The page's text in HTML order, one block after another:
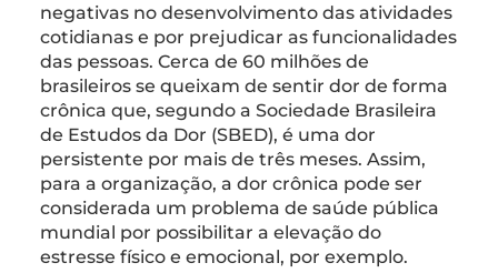
negativas no desenvolvimento das atividades
cotidianas e por prejudicar as funcionalidades
das pessoas. Cerca de 60 milhões de
brasileiros se queixam de sentir dor de forma
crônica que, segundo a Sociedade Brasileira
de Estudos da Dor (SBED), é uma dor
persistente por mais de três meses. Assim,
para a organização, a dor crônica pode ser
considerada um problema de saúde pública
mundial por possibilitar a elevação do
estresse físico e emocional, por exemplo.